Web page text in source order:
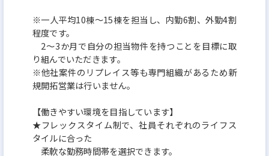
※一人平均10棟～15棟を担当し、内勤6割、外勤4割
程度です。
2～3か月で自分の担当物件を持つことを目標に取
り組んでいただきます。
※他社案件のリプレイス等も専門組織があるため新
規開拓営業は行いません。
【働きやすい環境を目指しています】
★フレックスタイム制で、社員それぞれのライフス
タイルに合った
柔軟な勤務時間帯を選択できます。